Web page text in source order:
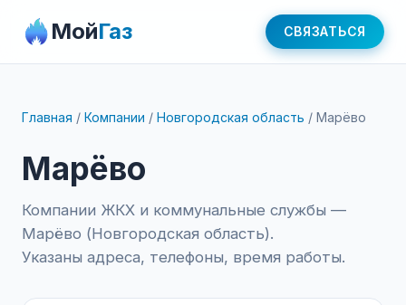
МойГаз СВЯЗАТЬСЯ
Главная / Компании / Новгородская область / Марёво
Марёво
Компании ЖКХ и коммунальные службы —
Марёво (Новгородская область).
Указаны адреса, телефоны, время работы.